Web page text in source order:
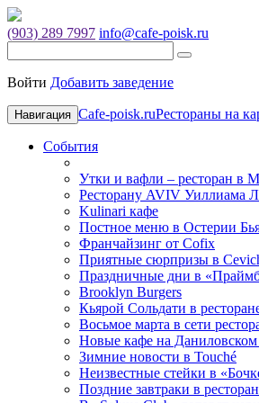
(903) 289 7997 info@cafe-poisk.ru
Войти Добавить заведение
Навигация Cafe-poisk.ruРестораны на
События
Утки и вафли – ресторан в
Ресторану AVIV Уиллиама
Kulinari кафе
Постное меню в Остерии
Франчайзинг от Cofix
Приятные сюрпризы в
Праздничные дни в
Brooklyn Burgers
Кьярой Сольдати в
Восьмое марта в сети
Новые кафе на
Зимние новости в Touché
Неизвестные стейки в
Поздние завтраки в